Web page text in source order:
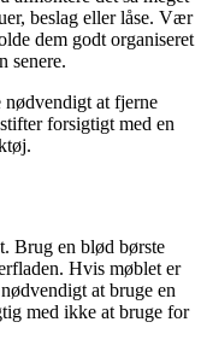
beslag eller låse. Vær
dem godt organiseret
senere.
at fjerne
forsigtigt med en
Brug en blød børste
Hvis møblet er
at bruge en
med ikke at bruge for